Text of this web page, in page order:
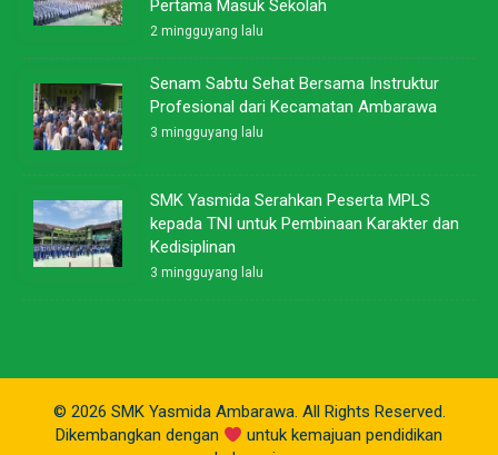
Pertama Masuk Sekolah
2 mingguyang lalu
Senam Sabtu Sehat Bersama Instruktur
Profesional dari Kecamatan Ambarawa
3 mingguyang lalu
SMK Yasmida Serahkan Peserta MPLS
kepada TNI untuk Pembinaan Karakter dan
Kedisiplinan
3 mingguyang lalu
© 2026 SMK Yasmida Ambarawa. All Rights Reserved.
Dikembangkan dengan
untuk kemajuan pendidikan